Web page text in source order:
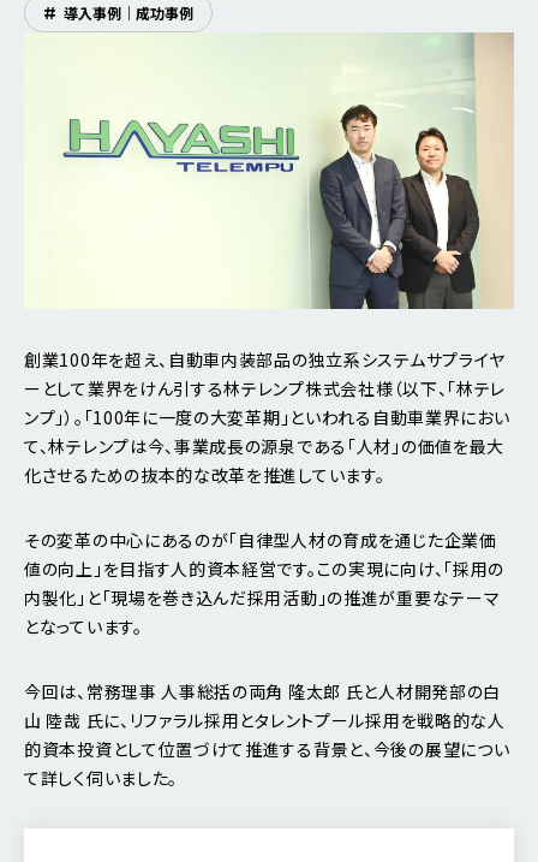
# 導入事例｜成功事例
創業100年を超え、自動車内装部品の独立系システムサプライヤ
ーとして業界をけん引する林テレンプ株式会社様（以下、「林テレ
ンプ」）。「100年に一度の大変革期」といわれる自動車業界におい
て、林テレンプは今、事業成長の源泉である「人材」の価値を最大
化させるための抜本的な改革を推進しています。
その変革の中心にあるのが「自律型人材の育成を通じた企業価
値の向上」を目指す人的資本経営です。この実現に向け、「採用の
内製化」と「現場を巻き込んだ採用活動」の推進が重要なテーマ
となっています。
今回は、常務理事 人事総括の両角 隆太郎 氏と人材開発部の白
山 陸哉 氏に、リファラル採用とタレントプール採用を戦略的な人
的資本投資として位置づけて推進する背景と、今後の展望につい
て詳しく伺いました。